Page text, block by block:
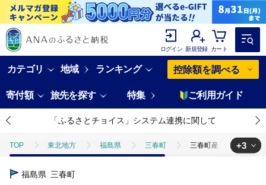
ログイン 新規登録 カート
カテゴリ 地域 ランキング 控除額を調べる
寄付額 旅先を探す 特集 ご利用ガイド
「ふるさとチョイス」システム連携に関して
TOP 東北地方 福島県 三春町 三春町産 力男のはち
TOP
+3
福島県 三春町